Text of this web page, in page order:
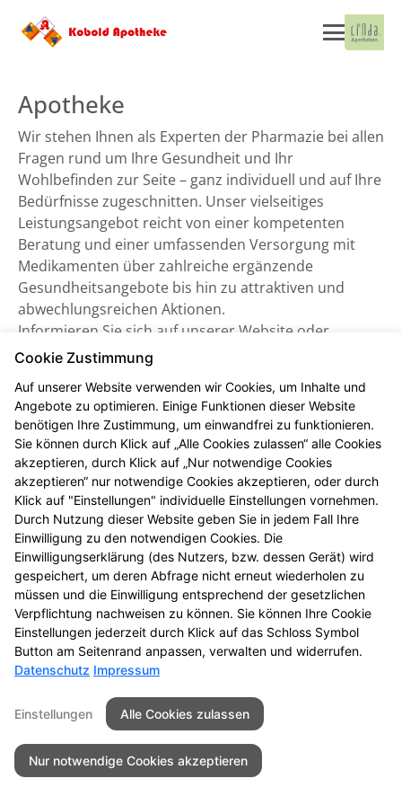
Apotheke
Wir stehen Ihnen als Experten der Pharmazie bei allen
Fragen rund um Ihre Gesundheit und Ihr
Wohlbefinden zur Seite – ganz individuell und auf Ihre
Bedürfnisse zugeschnitten. Unser vielseitiges
Leistungsangebot reicht von einer kompetenten
Beratung und einer umfassenden Versorgung mit
Medikamenten über zahlreiche ergänzende
Gesundheitsangebote bis hin zu attraktiven und
abwechlungsreichen Aktionen.
Informieren Sie sich auf unserer Website oder
besuchen Sie uns direkt vor Ort. Wir freuen uns auf
Seitenübersicht Kontakt
Impressum
Datenschutz
© 2026 Kobold Apotheke
Cookie Zustimmung
Auf unserer Website verwenden wir Cookies, um Inhalte und
Angebote zu optimieren. Einige Funktionen dieser Website
benötigen Ihre Zustimmung, um einwandfrei zu funktionieren.
Sie können durch Klick auf „Alle Cookies zulassen“ alle Cookies
akzeptieren, durch Klick auf „Nur notwendige Cookies
akzeptieren“ nur notwendige Cookies akzeptieren, oder durch
Klick auf "Einstellungen" individuelle Einstellungen vornehmen.
Durch Nutzung dieser Website geben Sie in jedem Fall Ihre
Einwilligung zu den notwendigen Cookies. Die
Einwilligungserklärung (des Nutzers, bzw. dessen Gerät) wird
gespeichert, um deren Abfrage nicht erneut wiederholen zu
müssen und die Einwilligung entsprechend der gesetzlichen
Verpflichtung nachweisen zu können. Sie können Ihre Cookie
Einstellungen jederzeit durch Klick auf das Schloss Symbol
Button am Seitenrand anpassen, verwalten und widerrufen.
Datenschutz Impressum
Einstellungen Alle Cookies zulassen
Nur notwendige Cookies akzeptieren